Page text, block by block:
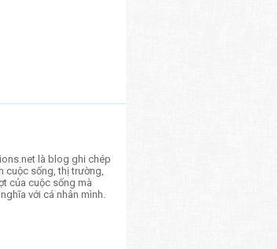
là blog ghi chép
cuộc sống, thị trường,
của cuộc sống mà
với cá nhân mình.